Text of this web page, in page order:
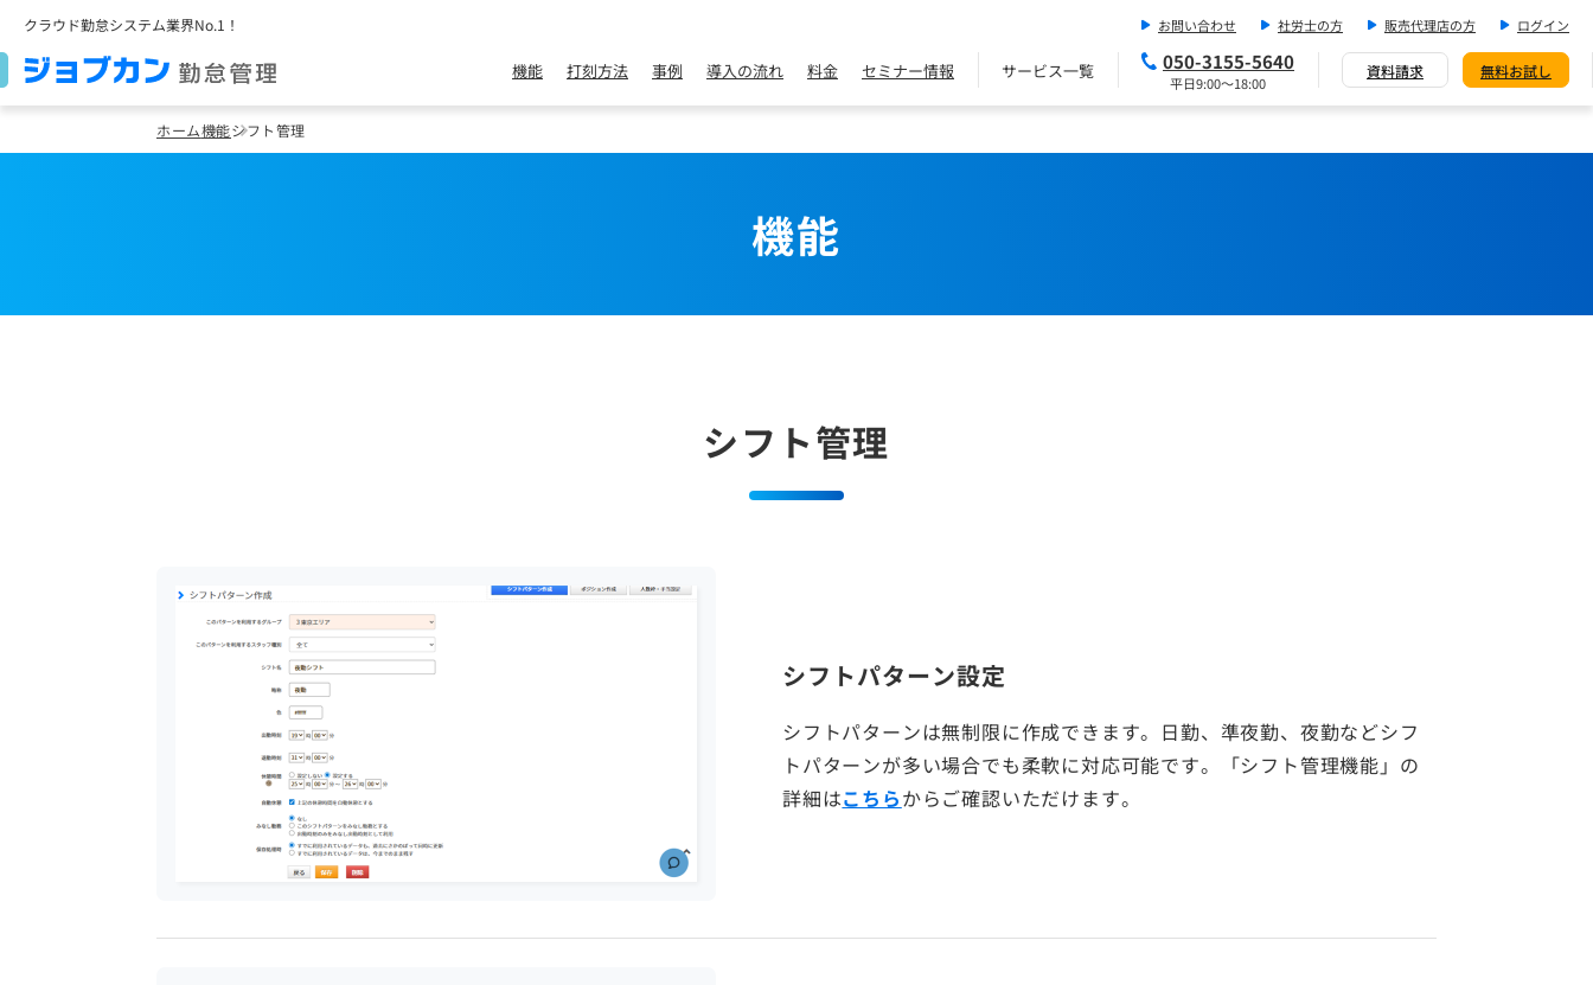
クラウド勤怠システム業界No.1！ お問い合わせ 社労士の方 販売代理店の方 ログイン
機能 打刻方法 事例 導入の流れ 料金 セミナー情報 サービス一覧 050-3155-5640
平日9:00～18:00
資料請求 無料お試し
ホーム機能シフト管理
機能
シフト管理
シフトパターン設定
シフトパターンは無制限に作成できます。日勤、準夜勤、夜勤などシフ
トパターンが多い場合でも柔軟に対応可能です。「シフト管理機能」の
詳細はこちらからご確認いただけます。